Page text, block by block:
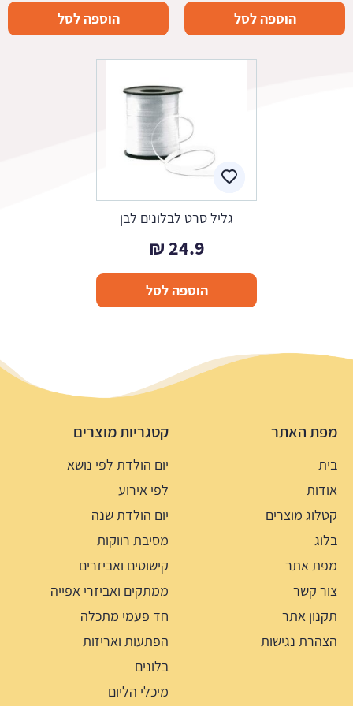
הוספה לסל הוספה לסל
גליל סרט לבלונים לבן
24.9
₪
הוספה לסל
מפת האתר
בית
אודות
קטלוג מוצרים
בלוג
מפת אתר
צור קשר
תקנון אתר
הצהרת נגישות
קטגריות מוצרים
יום הולדת לפי נושא
לפי אירוע
יום הולדת שנה
מסיבת רווקות
קישוטים ואביזרים
ממתקים ואביזרי אפייה
חד פעמי מתכלה
הפתעות ואריזות
בלונים
מיכלי הליום